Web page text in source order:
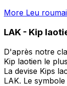
More Leu
LAK - Kip
D'après notre
Kip laotien le
La devise Kips
LAK. Le